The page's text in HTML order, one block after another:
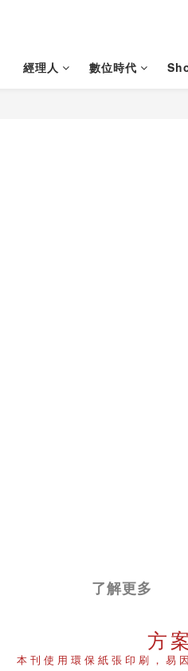
經理人 數位時代
了解更多
方
本刊使用環保紙張印刷，易